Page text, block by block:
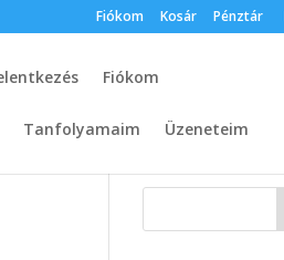
Fiókom Kosár Pénztár
Fiókom
Tanfolyamaim Üzeneteim